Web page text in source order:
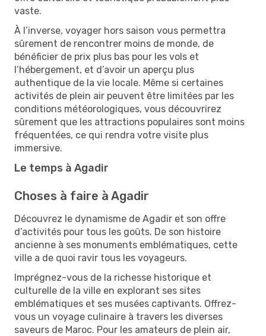
vaste.
À l’inverse, voyager hors saison vous permettra
sûrement de rencontrer moins de monde, de
bénéficier de prix plus bas pour les vols et
l’hébergement, et d’avoir un aperçu plus
authentique de la vie locale. Même si certaines
activités de plein air peuvent être limitées par les
conditions météorologiques, vous découvrirez
sûrement que les attractions populaires sont moins
fréquentées, ce qui rendra votre visite plus
immersive.
Le temps à Agadir
Choses à faire à Agadir
Découvrez le dynamisme de Agadir et son offre
d’activités pour tous les goûts. De son histoire
ancienne à ses monuments emblématiques, cette
ville a de quoi ravir tous les voyageurs.
Imprégnez-vous de la richesse historique et
culturelle de la ville en explorant ses sites
emblématiques et ses musées captivants. Offrez-
vous un voyage culinaire à travers les diverses
saveurs de Maroc. Pour les amateurs de plein air,